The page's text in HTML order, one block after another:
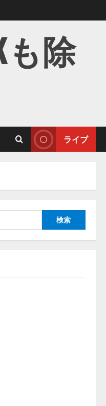
も除
ライブ